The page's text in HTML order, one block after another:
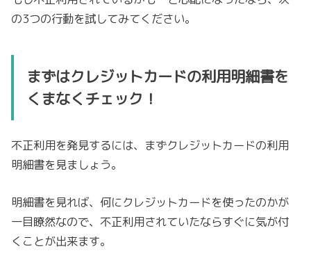
の3つの行動を試してみてください。
まずはクレジットカードの利用明細書を
くまなくチェック！
不正利用を発見するには、まずクレジットカードの利用
明細書を見ましょう。
明細書を見れば、何にクレジットカードを使ったのかが
一目瞭然なので、不正利用されていたならすぐに気が付
くことが出来ます。